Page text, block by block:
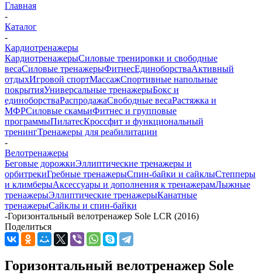
Главная
-
Каталог
-
Кардиотренажеры
КардиотренажерыСиловые тренировки и свободные
весаСиловые тренажерыФитнесЕдиноборстваАктивный
отдыхИгровой спортМассажСпортивные напольные
покрытияУниверсальные тренажерыБокс и
единоборстваРаспродажаСвободные весаРастяжка и
МФРСиловые скамьиФитнес и групповые
программыПилатесКроссфит и функциональный
тренингТренажеры для реабилитации
-
Велотренажеры
Беговые дорожкиЭллиптические тренажеры и
орбитрекиГребные тренажерыСпин-байки и сайклыСтепперы
и климберыАксессуары и дополнения к тренажерамЛыжные
тренажерыЭллиптические тренажерыКанатные
тренажерыСайклы и спин-байки
-Горизонтальный велотренажер Sole LCR (2016)
Поделиться
Горизонтальный велотренажер Sole